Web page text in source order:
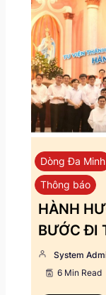
Dòng Đa Minh
Thông báo
HÀNH
BƯỚC ĐI
System
6 Min Read